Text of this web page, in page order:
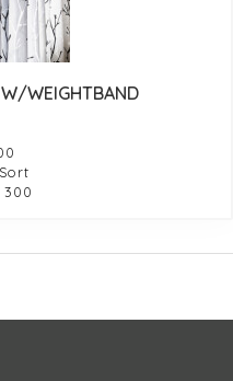
WEIGHTBAND
300